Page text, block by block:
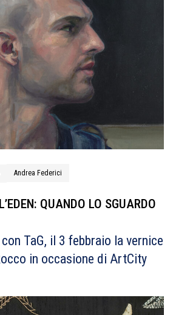
Andrea Federici
QUANDO LO SGUARDO
TaG, il 3 febbraio la vernice
in occasione di ArtCity